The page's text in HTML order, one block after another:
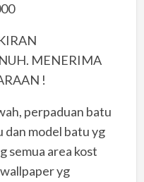
MENERIMA
!
perpaduan batu
dan model batu yg
semua area kost
yg